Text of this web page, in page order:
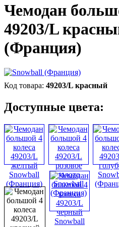
Чемодан
49203/L
(Франция)
49203/L красный
Доступные цвета: